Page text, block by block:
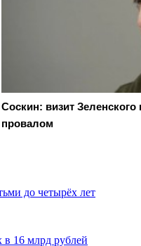
Соскин: визит
провалом
до четырёх лет
в 16 млрд рублей